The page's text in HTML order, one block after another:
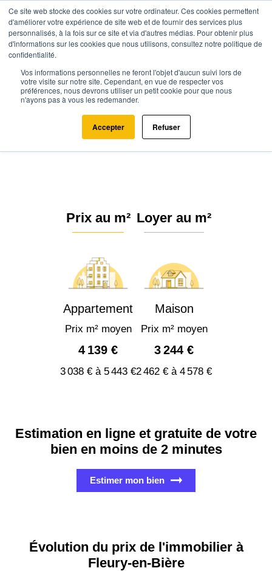
Ce site web stocke des cookies sur votre ordinateur. Ces cookies permettent
d'améliorer votre expérience de site web et de fournir des services plus
personnalisés, à la fois sur ce site et via d'autres médias. Pour obtenir plus
d'informations sur les cookies que nous utilisons, consultez notre politique de
confidentialité.
Vos informations personnelles ne feront l'objet d'aucun suivi lors de
votre visite sur notre site. Cependant, en vue de respecter vos
préférences, nous devrons utiliser un petit cookie pour que nous
n'ayons pas à vous les redemander.
Accepter Refuser
Agence.immo Prix immobilier Île-de-France Seine-et-Marne
Fleury-en-Bière (77930)
Estimation immobilière à Fleury-
en-Bière : Prix m² 2026
Prix au m²
Appartement
Prix m² moyen
4 139 €
3 038 € à 5 443 €
Loyer au m²
Maison
Prix m² moyen
3 244 €
2 462 € à 4 578 €
Estimation en ligne et gratuite de votre
bien en moins de 2 minutes
Estimer mon bien
Évolution du prix de l'immobilier à
Fleury-en-Bière